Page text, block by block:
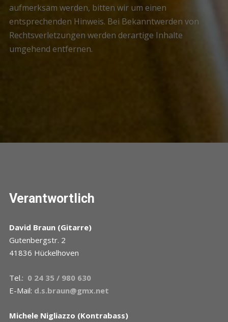
aufmerksam werden, bitten wir um einen
entsprechenden Hinweis. Bei Bekanntwerden von
Rechtsverletzungen werden derartige Inhalte
umgehend entfernen.
Verantwortlich
David Braun (Gitarre)
Gutenbergstr. 2
41836 Hückelhoven
Tel.: 0 24 35 / 980 630
E-Mail: d.s.braun@gmx.net
Michele Nigliazzo (Kontrabass)